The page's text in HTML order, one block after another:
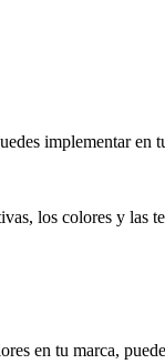
implementar en
los colores y las
en tu marca,